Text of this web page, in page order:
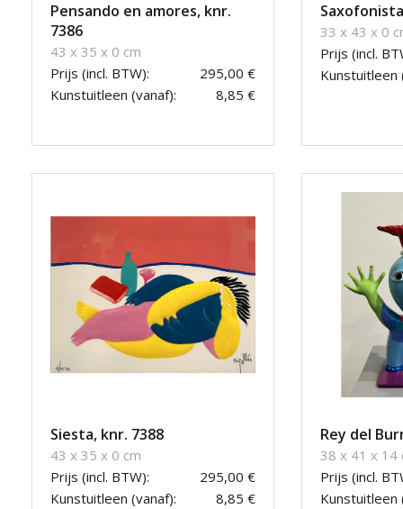
Pensando en amores, knr.
7386
43 x 35 x 0 cm
Prijs (incl. BTW):
295,00 €
Kunstuitleen (vanaf):
8,85 €
33 x 43 x 0
Prijs (incl.
Kunstuitleen
Siesta, knr. 7388
43 x 35 x 0 cm
Prijs (incl. BTW):
295,00 €
Kunstuitleen (vanaf):
8,85 €
Rey del
38 x 41 x 14
Prijs (incl.
Kunstuitleen